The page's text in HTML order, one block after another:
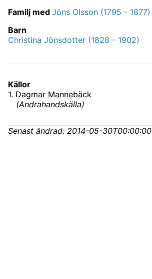
Familj med Jöns Olsson (1795 - 1877)
Barn
Christina Jönsdotter (1828 - 1902)
Källor
1. Dagmar Mannebäck
(Andrahandskälla)
Senast ändrad: 2014-05-30T00:00:00